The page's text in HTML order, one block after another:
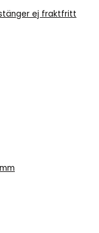
stänger ej fraktfritt